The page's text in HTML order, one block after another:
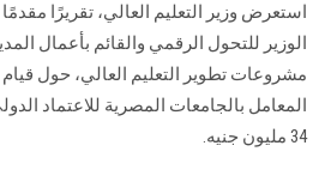
استعرض وزير التعليم العالي، تقريرًا
الوزير للتحول الرقمي والقائم بأعمال
مشروعات تطوير التعليم العالي، حول
المعامل بالجامعات المصرية للاعتماد
34 مليون جنيه.